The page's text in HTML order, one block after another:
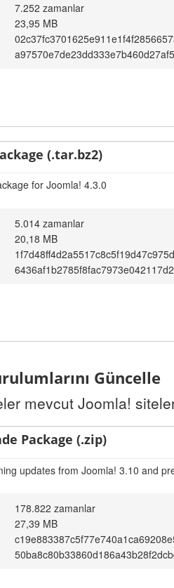
7.252 zamanlar
23,95 MB
(.tar.bz2)
for Joomla! 4.3.0
5.014 zamanlar
20,18 MB
Güncelle
mevcut Joomla!
Package (.zip)
updates from Joomla! 3.10 and
178.822 zamanlar
27,39 MB